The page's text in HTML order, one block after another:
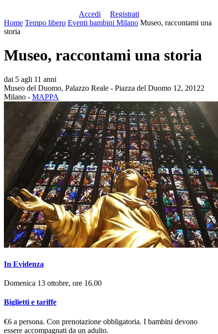
Accedi
Registrati
Home Tempo libero Eventi bambini Milano Museo, raccontami una
storia
Museo, raccontami una storia
dai 5 agli 11 anni
Museo del Duomo, Palazzo Reale - Piazza del Duomo 12, 20122
Milano - MAPPA
In Evidenza
Domenica 13 ottobre, ore 16.00
Biglietti e tariffe
€6 a persona. Con prenotazione obbligatoria. I bambini devono
essere accompagnati da un adulto.